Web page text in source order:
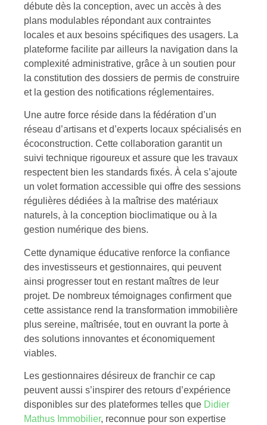
débute dès la conception, avec un accès à des
plans modulables répondant aux contraintes
locales et aux besoins spécifiques des usagers. La
plateforme facilite par ailleurs la navigation dans la
complexité administrative, grâce à un soutien pour
la constitution des dossiers de permis de construire
et la gestion des notifications réglementaires.
Une autre force réside dans la fédération d’un
réseau d’artisans et d’experts locaux spécialisés en
écoconstruction. Cette collaboration garantit un
suivi technique rigoureux et assure que les travaux
respectent bien les standards fixés. À cela s’ajoute
un volet formation accessible qui offre des sessions
régulières dédiées à la maîtrise des matériaux
naturels, à la conception bioclimatique ou à la
gestion numérique des biens.
Cette dynamique éducative renforce la confiance
des investisseurs et gestionnaires, qui peuvent
ainsi progresser tout en restant maîtres de leur
projet. De nombreux témoignages confirment que
cette assistance rend la transformation immobilière
plus sereine, maîtrisée, tout en ouvrant la porte à
des solutions innovantes et économiquement
viables.
Les gestionnaires désireux de franchir ce cap
peuvent aussi s’inspirer des retours d’expérience
disponibles sur des plateformes telles que Didier
Mathus Immobilier, reconnue pour son expertise